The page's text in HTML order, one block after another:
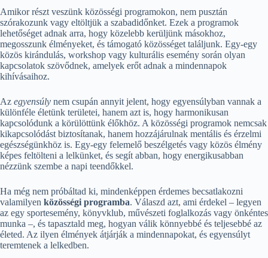
Amikor részt veszünk közösségi programokon, nem pusztán
szórakozunk vagy eltöltjük a szabadidőnket. Ezek a programok
lehetőséget adnak arra, hogy közelebb kerüljünk másokhoz,
megosszunk élményeket, és támogató közösséget találjunk. Egy-egy
közös kirándulás, workshop vagy kulturális esemény során olyan
kapcsolatok szövődnek, amelyek erőt adnak a mindennapok
kihívásaihoz.
Az egyensúly nem csupán annyit jelent, hogy egyensúlyban vannak a
különféle életünk területei, hanem azt is, hogy harmonikusan
kapcsolódunk a körülöttünk élőkhöz. A közösségi programok nemcsak
kikapcsolódást biztosítanak, hanem hozzájárulnak mentális és érzelmi
egészségünkhöz is. Egy-egy felemelő beszélgetés vagy közös élmény
képes feltölteni a lelkünket, és segít abban, hogy energikusabban
nézzünk szembe a napi teendőkkel.
Ha még nem próbáltad ki, mindenképpen érdemes becsatlakozni
valamilyen közösségi programba. Válaszd azt, ami érdekel – legyen
az egy sportesemény, könyvklub, művészeti foglalkozás vagy önkéntes
munka –, és tapasztald meg, hogyan válik könnyebbé és teljesebbé az
életed. Az ilyen élmények átjárják a mindennapokat, és egyensúlyt
teremtenek a lelkedben.